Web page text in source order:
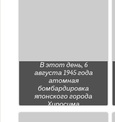
В этот день, 6
августа 1945 года
атомная
бомбардировка
японского города
Хиросима